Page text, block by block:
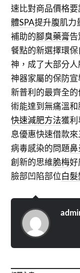
速比對商品價格
體SPA提升腹肌力
補助的腳臭藥膏
餐點的新選擇環保
神，成了大部分
神器家屬的保防
新普利的最齊全
術能達到無痛溫
快速減肥方法獲
息優惠快速借款來
病毒感染的問題
創新的思維脆梅好
臉部凹陷部位白